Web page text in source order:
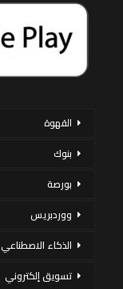
القهوة
بنوك
بورصة
ووردبريس
الذكاء الاصطناعي
تسويق إلكتروني